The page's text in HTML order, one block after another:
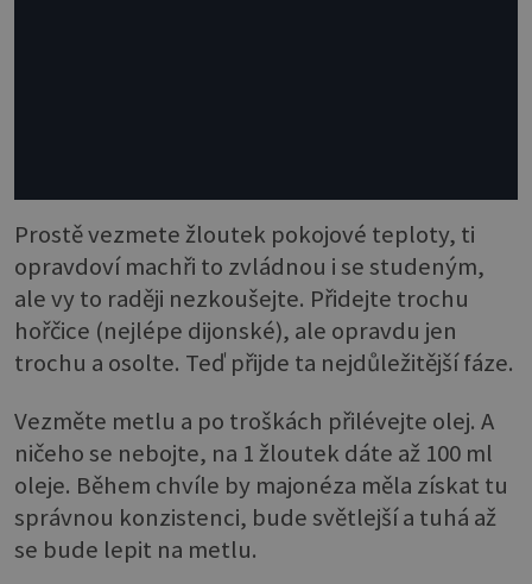
Prostě vezmete žloutek pokojové teploty, ti
opravdoví machři to zvládnou i se studeným,
ale vy to raději nezkoušejte. Přidejte trochu
hořčice (nejlépe dijonské), ale opravdu jen
trochu a osolte. Teď přijde ta nejdůležitější fáze.
Vezměte metlu a po troškách přilévejte olej. A
ničeho se nebojte, na 1 žloutek dáte až 100 ml
oleje. Během chvíle by majonéza měla získat tu
správnou konzistenci, bude světlejší a tuhá až
se bude lepit na metlu.